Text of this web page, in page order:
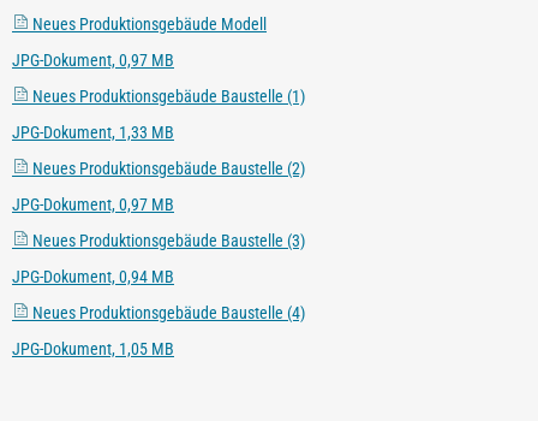
Neues Produktionsgebäude Modell
JPG-Dokument, 0,97 MB
Neues Produktionsgebäude Baustelle (1)
JPG-Dokument, 1,33 MB
Neues Produktionsgebäude Baustelle (2)
JPG-Dokument, 0,97 MB
Neues Produktionsgebäude Baustelle (3)
JPG-Dokument, 0,94 MB
Neues Produktionsgebäude Baustelle (4)
JPG-Dokument, 1,05 MB